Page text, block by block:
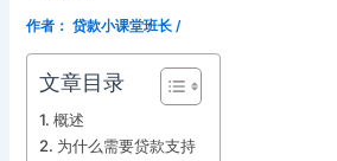
作者： 贷款小课堂班长 /
文章目录
概述
为什么需要贷款支持